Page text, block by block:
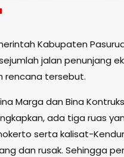
Kabupaten
jalan penunjang
rencana tersebut.
Marga dan Bina
ada tiga ruas
serta kalisat-
dan rusak. Sehingga